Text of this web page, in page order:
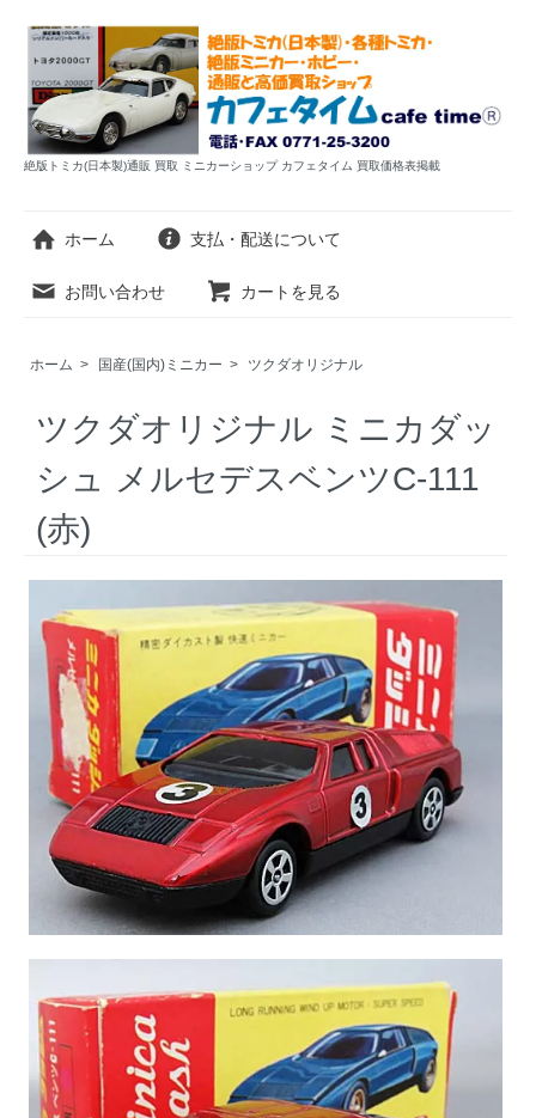
絶版トミカ(日本製)通販 買取 ミニカーショップ カフェタイム 買取価格表掲載
ホーム 支払・配送について
お問い合わせ カートを見る
ホーム > 国産(国内)ミニカー > ツクダオリジナル
ツクダオリジナル ミニカダッ
シュ メルセデスベンツC-111
(赤)